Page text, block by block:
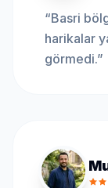
“Basri
harikalar
görmedi.”